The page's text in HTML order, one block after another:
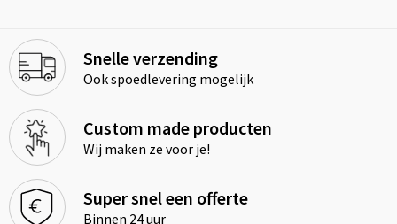
Snelle verzending
Ook spoedlevering mogelijk
Custom made producten
Wij maken ze voor je!
Super snel een offerte
Binnen 24 uur